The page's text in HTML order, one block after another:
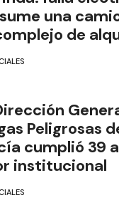
una
de
Peligrosas
cumplió 39
institucional